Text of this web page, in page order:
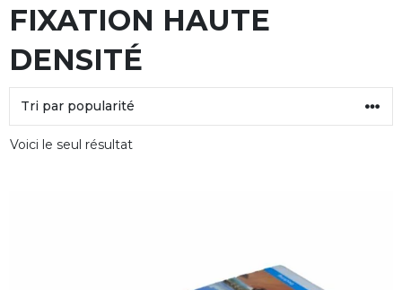
FIXATION HAUTE
DENSITÉ
Voici le seul résultat